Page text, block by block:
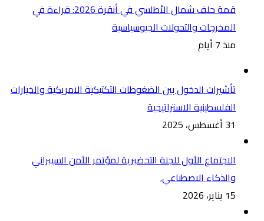
قمة حلف شمال الأطلسي في أنقرة 2026: قراءة في
المخرجات والتحولات الجيوسياسية
منذ 7 أيام
تأشيرات الدخول بين الضغوطات التكتيكية الامريكية والخيارات
الفلسطينية الاستراتيجية
31 أغسطس، 2025
الاجتماع الأول للجنة التحضيرية لمؤتمر الأمن السيبراني
والذكاء الاصطناعي.
15 يناير، 2026